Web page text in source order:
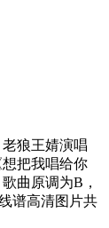
狼王婧演唱
把我唱给你
曲原调为B，
谱高清图片共